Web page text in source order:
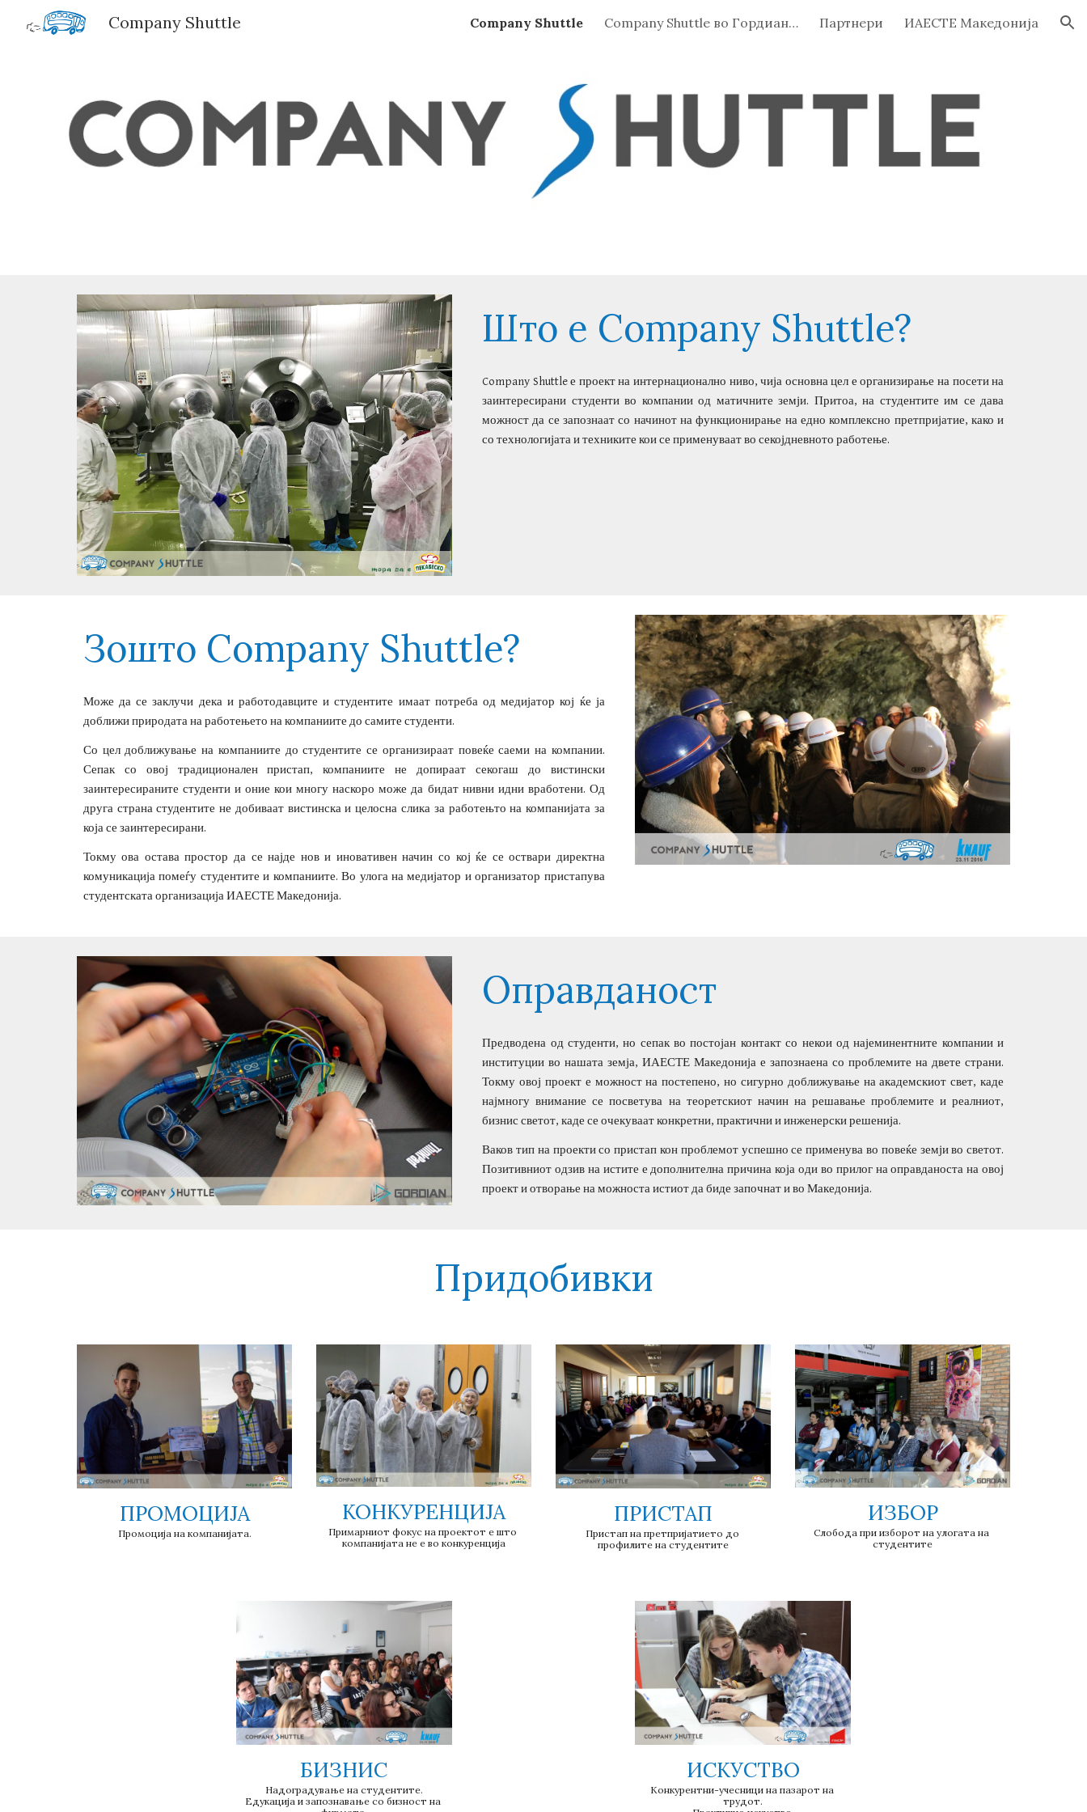
Skip to navigation
Company Shuttle Company Shuttle Company Shuttle во Гордиан Системи и Среќа Маркетинг Партнери ИАЕСТЕ Македонија
Што е Company Shuttle?
Company Shuttle е проект на интернационално ниво, чија основна цел е организирање на посети на
заинтересирани студенти во компании од матичните земји. Притоа, на студентите им се дава
можност да се запознаат со начинот на функционирање на едно комплексно претпријатие, како и
со технологијата и техниките кои се применуваат во секојдневното работење.
Зошто Company Shuttle?
Може да се заклучи дека и работодавците и студентите имаат потреба од медијатор кој ќе ја
доближи природата на работењето на компаниите до самите студенти.
Со цел доближување на компаниите до студентите се организираат повеќе саеми на компании.
Сепак со овој традиционален пристап, компаниите не допираат секогаш до вистински
заинтересираните студенти и оние кои многу наскоро може да бидат нивни идни вработени. Од
друга страна студентите не добиваат вистинска и целосна слика за работењто на компанијата за
која се заинтересирани.
Токму ова остава простор да се најде нов и иновативен начин со кој ќе се оствари директна
комуникација помеѓу студентите и компаниите. Во улога на медијатор и организатор пристапува
студентската организација ИАЕСТЕ Македонија.
Оправданост
Предводена од студенти, но сепак во постојан контакт со некои од најеминентните компании и
институции во нашата земја, ИАЕСТЕ Македонија е запознаена со проблемите на двете страни.
Токму овој проект е можност на постепено, но сигурно доближување на академскиот свет, каде
најмногу внимание се посветува на теоретскиот начин на решавање проблемите и реалниот,
бизнис светот, каде се очекуваат конкретни, практични и инженерски решенија.
Ваков тип на проекти со пристап кон проблемот успешно се применува во повеќе земји во светот.
Позитивниот одзив на истите е дополнителна причина која оди во прилог на оправданоста на овој
проект и отворање на можноста истиот да биде започнат и во Македонија.
Придобивки
ПРОМОЦИЈА
Промоција на компанијата.
КОНКУРЕНЦИЈА
Примарниот фокус на проектот е што
компанијата не е во конкуренција
ПРИСТАП
Пристап на претпријатието до
профилите на студентите
ИЗБОР
Слобода при изборот на улогата на
студентите
БИЗНИС
Надоградување на студентите.
Едукација и запознавање со бизност на
ИСКУСТВО
Конкурентни-учесници на пазарот на
трудот.